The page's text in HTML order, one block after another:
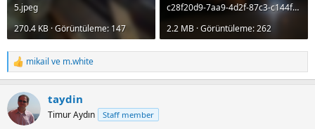
5.jpeg
270.4 KB · Görüntüleme: 147
c28f20d9-7aa9-4d2f-87c3-c144f87f0905.png
2.2 MB · Görüntüleme: 262
R
e
c
t
i
mikail ve m.white
taydin
Timur Aydın Staff member